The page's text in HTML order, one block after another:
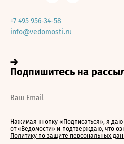
+7 495 956-34-58
info@vedomosti.ru
Нажимая кнопку «Подписаться», я даю
от «Ведомости» и подтверждаю, что
Политику по защите персональных